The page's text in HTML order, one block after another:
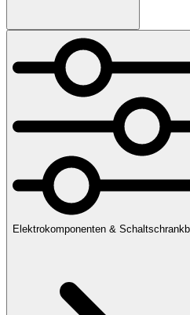
Elektrokomponenten &